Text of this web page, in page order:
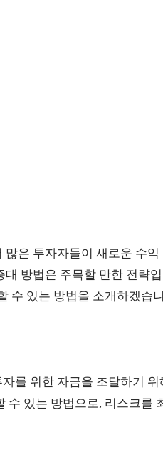
은 투자자들이 새로운 수
대 방법은 주목할 만한 전략
수 있는 방법을 소개하겠습
를 위한 자금을 조달하기
수 있는 방법으로, 리스크를